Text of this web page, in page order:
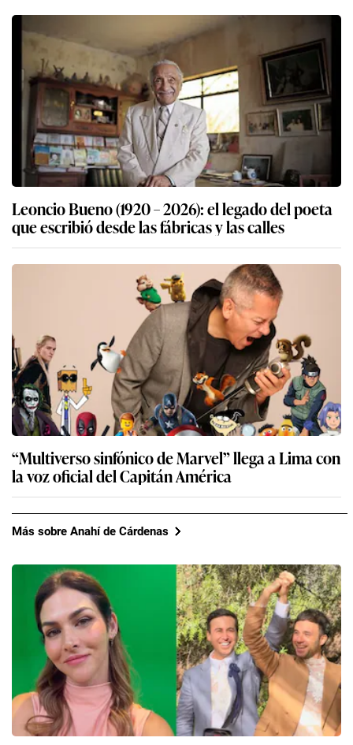
Leoncio Bueno (1920 – 2026): el legado del poeta
que escribió desde las fábricas y las calles
“Multiverso sinfónico de Marvel” llega a Lima con
la voz oficial del Capitán América
Más sobre Anahí de Cárdenas